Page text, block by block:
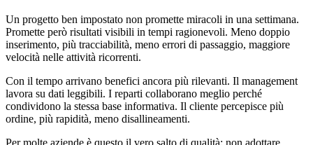
Un progetto ben impostato non promette miracoli in una settimana.
Promette però risultati visibili in tempi ragionevoli. Meno doppio
inserimento, più tracciabilità, meno errori di passaggio, maggiore
velocità nelle attività ricorrenti.
Con il tempo arrivano benefici ancora più rilevanti. Il management
lavora su dati leggibili. I reparti collaborano meglio perché
condividono la stessa base informativa. Il cliente percepisce più
ordine, più rapidità, meno disallineamenti.
Per molte aziende è questo il vero salto di qualità: non adottare